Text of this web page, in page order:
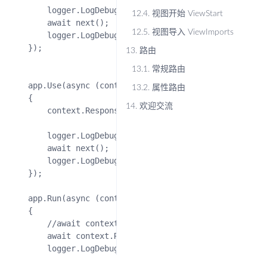
        logger.LogDebug("M1: 传入请求");
        await next();
        logger.LogDebug("M1: 传出响应");
    });
    app.Use(async (context, next) =>
    {
context.Response.ContentType = "text/
        logger.LogDebug("M2: 传入请求");
        await next();
        logger.LogDebug("M2: 传出响应");
    });
    app.Run(async (context) =>
    {
        //await context.Response.WriteAsync("你好！");
await context.Response.WriteAsync("M3: 处理请求
        logger.LogDebug("M3: 处理请求，生成响应");
12.4. 视图开始 ViewStart
12.5. 视图导入 ViewImports
13. 路由
13.1. 常规路由
13.2. 属性路由
14. 欢迎交流